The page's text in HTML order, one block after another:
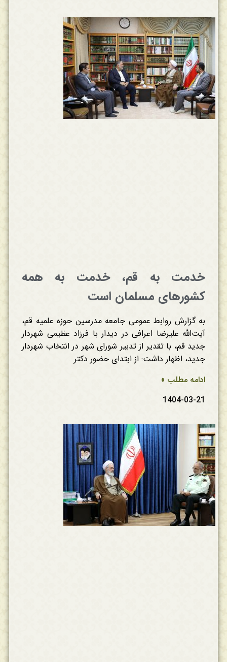
خدمت به قم، خدمت به همه
کشورهای مسلمان است
به گزارش روابط عمومی جامعه مدرسین حوزه علمیه قم،
آیت‌الله علیرضا اعرافی در دیدار با فرزاد عظیمی شهردار
جدید قم، با تقدیر از تدبیر شورای شهر در انتخاب شهردار
جدید، اظهار داشت: از ابتدای حضور دکتر
ادامه مطلب »
1404-03-21